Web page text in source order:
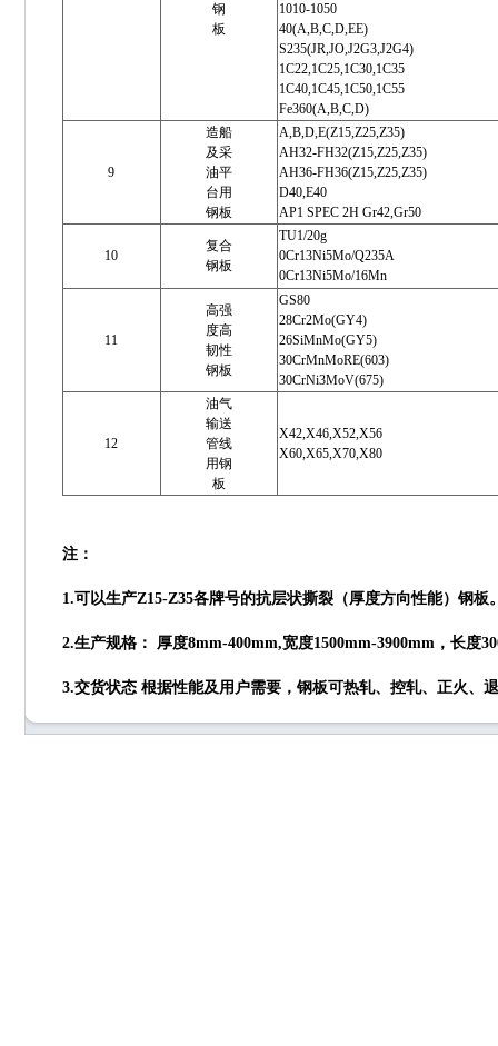
钢
板
1010-1050
40(A,B,C,D,EE)
S235(JR,JO,J2G3,J2G4)
1C22,1C25,1C30,1C35
1C40,1C45,1C50,1C55
Fe360(A,B,C,D)
9
造船
及采
油平
台用
钢板
A,B,D,E(Z15,Z25,Z35)
AH32-FH32(Z15,Z25,Z35)
AH36-FH36(Z15,Z25,Z35)
D40,E40
AP1 SPEC 2H Gr42,Gr50
10
复合
钢板
TU1/20g
0Cr13Ni5Mo/Q235A
0Cr13Ni5Mo/16Mn
11
高强
度高
韧性
钢板
GS80
28Cr2Mo(GY4)
26SiMnMo(GY5)
30CrMnMoRE(603)
30CrNi3MoV(675)
12
油气
输送
管线
用钢
板
X42,X46,X52,X56
X60,X65,X70,X80
注：
1.可以生产Z15-Z35各牌号的抗层状撕裂（厚度方向性能）钢板
2.生产规格： 厚度8mm-400mm,宽度1500mm-3900mm，长度
3.交货状态 根据性能及用户需要，钢板可热轧、控轧、正火、